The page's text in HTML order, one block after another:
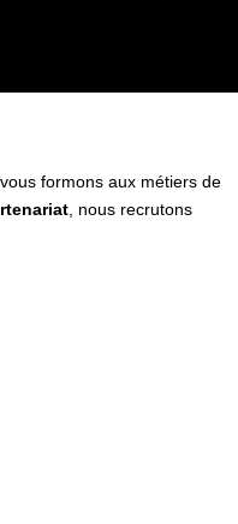
formons aux métiers de
, nous recrutons